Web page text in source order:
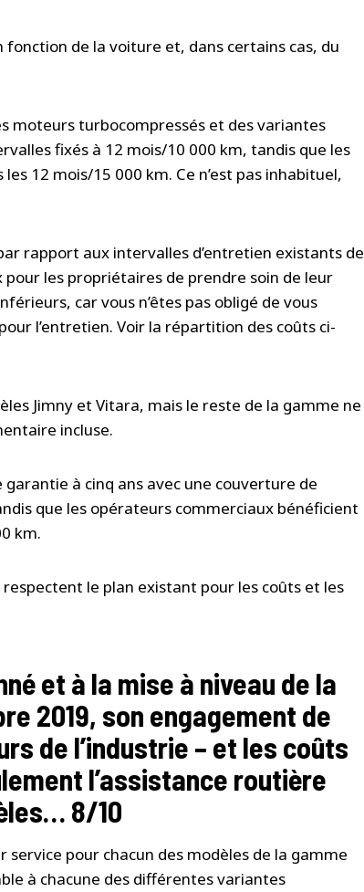
de la voiture et, dans certains cas, du
moteurs turbocompressés et des variantes
fixés à 12 mois/10 000 km, tandis que les
12 mois/15 000 km. Ce n’est pas inhabituel,
rapport aux intervalles d’entretien existants de
les propriétaires de prendre soin de leur
car vous n’êtes pas obligé de vous
l’entretien. Voir la répartition des coûts ci-
Jimny et Vitara, mais le reste de la gamme ne
incluse.
à cinq ans avec une couverture de
que les opérateurs commerciaux bénéficient
km.
le plan existant pour les coûts et les
et à la mise à niveau de la
2019, son engagement de
de l’industrie – et les coûts
l’assistance routière
8/10
pour chacun des modèles de la gamme
à chacune des différentes variantes